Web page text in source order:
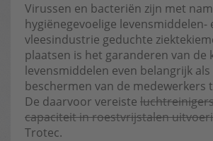
Virussen en bacteriën zijn met
hygiënegevoelige levensmiddelen-
vleesindustrie geduchte
plaatsen is het garanderen van de
levensmiddelen even belangrijk
beschermen van de medewerkers
De daarvoor vereiste
capaciteit in roestvrijstalen
Trotec.